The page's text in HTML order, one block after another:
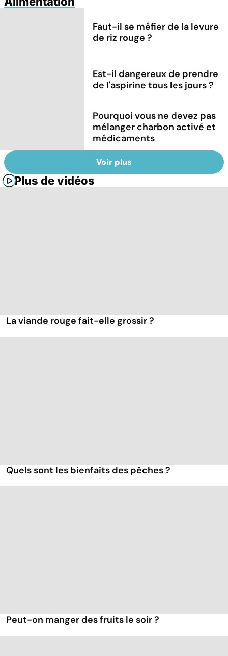
Faut-il se méfier de la levure
de riz rouge ?
Est-il dangereux de prendre
de l'aspirine tous les jours ?
Pourquoi vous ne devez pas
mélanger charbon activé et
médicaments
Voir plus
Plus de vidéos
La viande rouge fait-elle grossir ?
Quels sont les bienfaits des pêches ?
Peut-on manger des fruits le soir ?